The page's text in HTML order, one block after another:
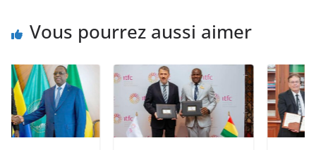
Vous pourrez aussi aimer